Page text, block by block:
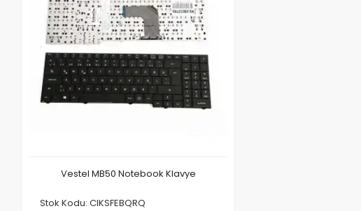
Vestel MB50 Notebook Klavye
Stok Kodu: CIKSFEBQRQ